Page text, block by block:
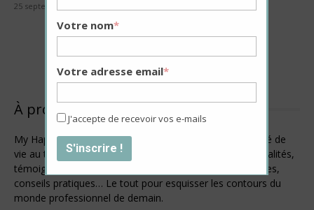
25 septembre 2025
Voir plus
À propos de My Happy Job
My Happy Job est un magazine en ligne dédié à la qualité de
vie au travail. Ce webzine rassemble en un seul site actualités,
témoignages inspirants, avis d’experts, initiatives positives,
conseils pratiques… Le tout pour esquisser les contours du
monde professionnel de demain.
Votre nom*
Votre adresse email*
J'accepte de recevoir vos e-mails